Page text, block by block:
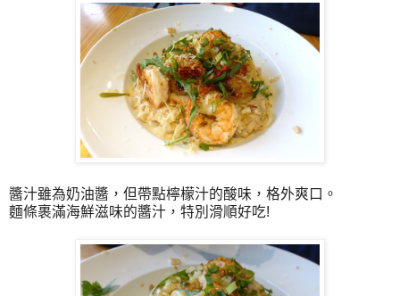
醬汁雖為奶油醬，但帶點檸檬汁的酸味，格外爽口。
麵條裹滿海鮮滋味的醬汁，特別滑順好吃!